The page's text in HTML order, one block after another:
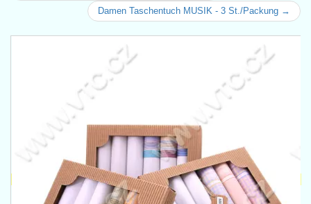
Damen Taschentuch MUSIK - 3 St./Packung →